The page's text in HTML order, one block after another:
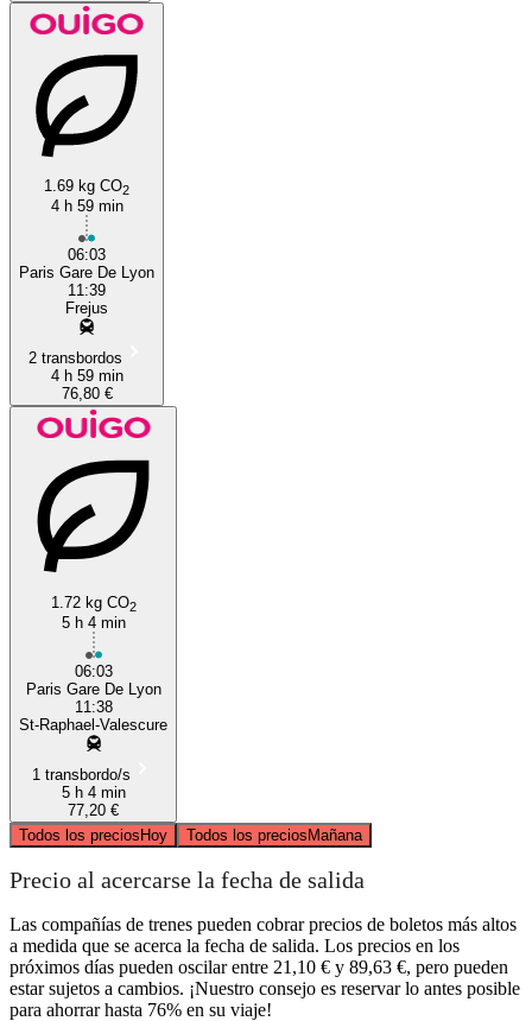
1.69 kg CO2
4 h 59 min
06:03
Paris Gare De Lyon
11:39
Frejus
2 transbordos
4 h 59 min
76,80 €
1.72 kg CO2
5 h 4 min
06:03
Paris Gare De Lyon
11:38
St-Raphael-Valescure
1 transbordo/s
5 h 4 min
77,20 €
Todos los preciosHoy Todos los preciosMañana
Precio al acercarse la fecha de salida
Las compañías de trenes pueden cobrar precios de boletos más altos
a medida que se acerca la fecha de salida. Los precios en los
próximos días pueden oscilar entre 21,10 € y 89,63 €, pero pueden
estar sujetos a cambios. ¡Nuestro consejo es reservar lo antes posible
para ahorrar hasta 76% en su viaje!